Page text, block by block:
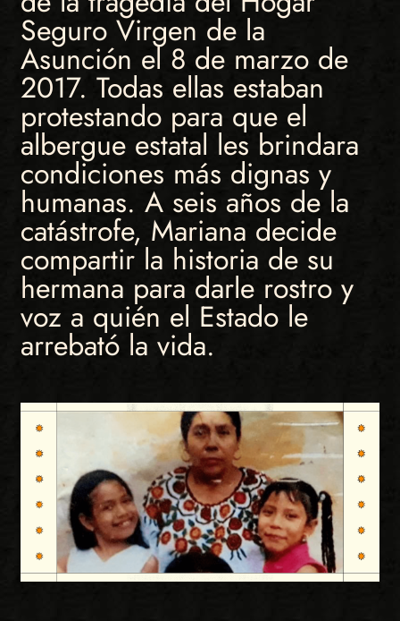
Seguro Virgen de la
Asunción el 8 de marzo de
2017. Todas ellas estaban
protestando para que el
albergue estatal les brindara
condiciones más dignas y
humanas. A seis años de la
catástrofe, Mariana decide
compartir la historia de su
hermana para darle rostro y
voz a quién el Estado le
arrebató la vida.